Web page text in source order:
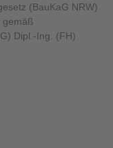
(BauKaG NRW)
gemäß
Dipl.-Ing. (FH)